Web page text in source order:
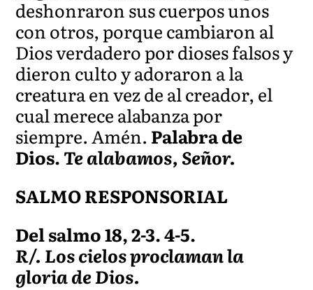
deshonraron sus cuerpos unos
con otros, porque cambiaron al
Dios verdadero por dioses falsos y
dieron culto y adoraron a la
creatura en vez de al creador, el
cual merece alabanza por
siempre. Amén. Palabra de
Dios.Te alabamos, Señor.
SALMO RESPONSORIAL
Del salmo 18, 2-3. 4-5.
R/. Los cielos proclaman la
gloria de Dios.